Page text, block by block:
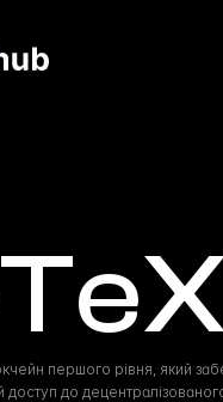
першого рівня, який
доступ до